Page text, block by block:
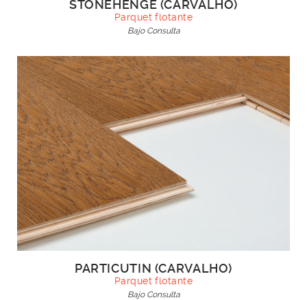
STONEHENGE (CARVALHO)
Parquet flotante
Bajo Consulta
PARTICUTIN (CARVALHO)
Parquet flotante
Bajo Consulta